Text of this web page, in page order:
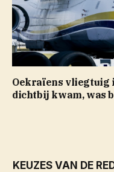
Oekraïens vliegtuig
dichtbij kwam, was
KEUZES VAN DE